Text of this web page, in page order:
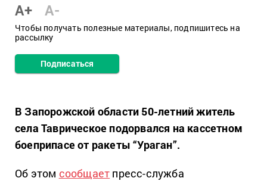
A+ A-
Чтобы получать полезные материалы, подпишитесь на
рассылку
Подписаться
В Запорожской области 50-летний житель
села Таврическое подорвался на кассетном
боеприпасе от ракеты “Ураган”.
Об этом сообщает пресс-служба